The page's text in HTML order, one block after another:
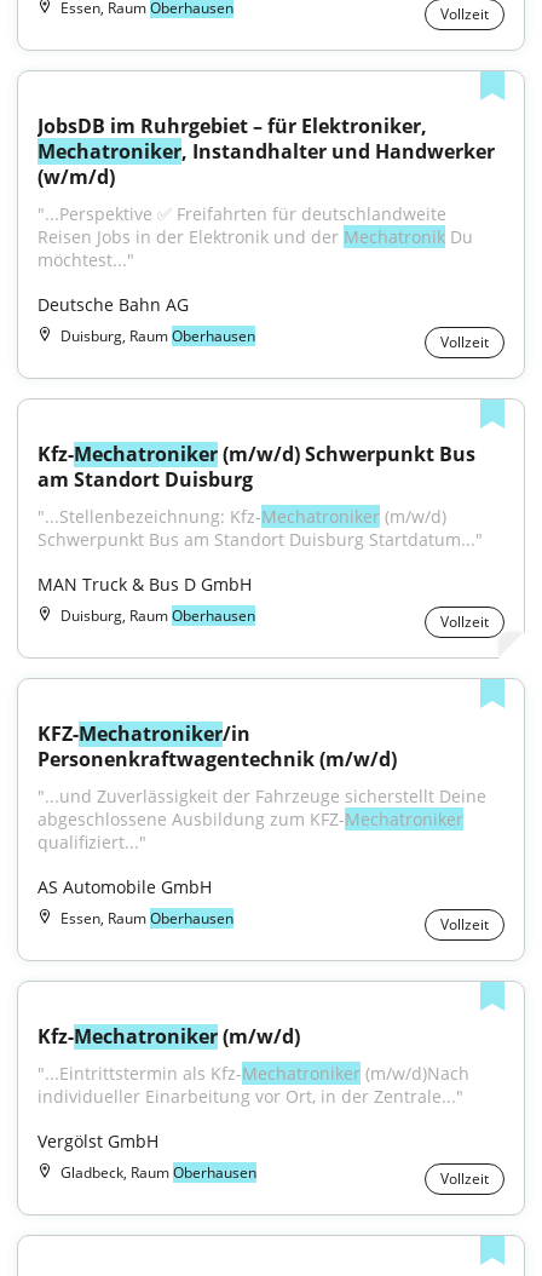
Essen, RaumOberhausen Vollzeit
Mechatroniker, Instandhalter und Handwerker
(w/m/d)
"...Perspektive ✅ Freifahrten für deutschlandweite
Reisen Jobs in der Elektronik und der Mechatronik Du
möchtest..."
Deutsche Bahn AG
Duisburg, RaumOberhausen Vollzeit
Kfz-Mechatroniker (m/w/d) Schwerpunkt Bus
am Standort Duisburg
"...Stellenbezeichnung: Kfz-Mechatroniker (m/w/d)
Schwerpunkt Bus am Standort Duisburg Startdatum..."
MAN Truck & Bus D GmbH
Duisburg, RaumOberhausen Vollzeit
KFZ-Mechatroniker/in
Personenkraftwagentechnik (m/w/d)
"...und Zuverlässigkeit der Fahrzeuge sicherstellt Deine
abgeschlossene Ausbildung zum KFZ-Mechatroniker
qualifiziert..."
AS Automobile GmbH
Essen, RaumOberhausen Vollzeit
Kfz-Mechatroniker (m/w/d)
"...Eintrittstermin als Kfz-Mechatroniker (m/w/d)Nach
individueller Einarbeitung vor Ort, in der Zentrale..."
Vergölst GmbH
Gladbeck, RaumOberhausen Vollzeit